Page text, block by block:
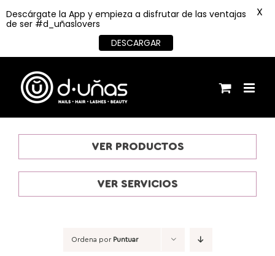
contenido
VER PRODUCTOS
VER SERVICIOS
Ordena por Puntuar
Descárgate la App y empieza a disfrutar de las ventajas
de ser #d_uñaslovers
DESCARGAR
X